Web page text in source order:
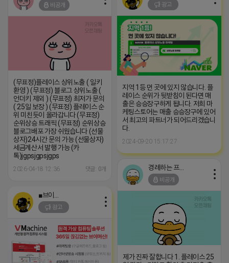
비공개
(무표정)플레이스 상위노출 ( 일키
환영 ) (무표정) 블로그 상위노출 (
언더키 제외 ) (무표정) 최저가 문의
( 25일 보장 ) (무표정) 플레이스 순
위 미친듯이 올라갑니다 (무표정)
순위상승 트래픽 (무표정) 순위상승
블로그배포 가장 쉬웠습니다 (선물
상자)24시간 문의 가능 (선물상자)
세금계산서 발행 가능 (카
톡)jgpsjgpsjgps
2026-04-18 12:36 댓글: 0개
광고
지역 1등 먼 곳에 있지 않습니다. 플
레이스 순위가 뒷받침이 된다면 매
출은 승승장구하게 됩니다. 저희 마
케팅스토어는 매출 승승장구에 있어
서 최고의 파트너가 되어드리겠습니
다.
2024-09-20 15:17:27
경례하는 프로도
비공개
제가 진짜 잘합니다 1. 플레이스 25
광고